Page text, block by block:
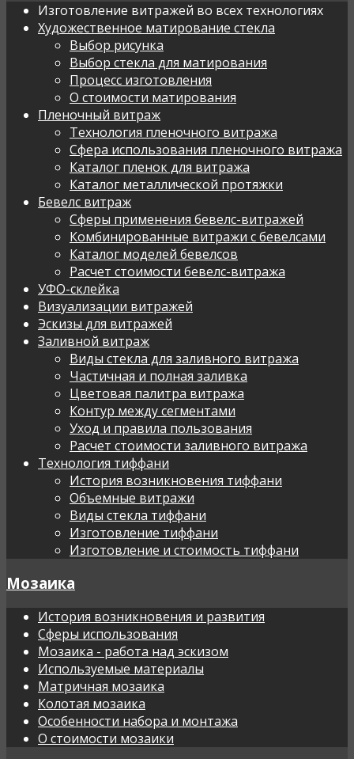
Изготовление витражей во всех технологиях
Художественное матирование стекла
Выбор рисунка
Выбор стекла для матирования
Процесс изготовления
О стоимости матирования
Пленочный витраж
Технология пленочного витража
Сфера использования пленочного витража
Каталог пленок для витража
Каталог металлической протяжки
Бевелс витраж
Сферы применения бевелс-витражей
Комбинированные витражи с бевелсами
Каталог моделей бевелсов
Расчет стоимости бевелс-витража
УФО-склейка
Визуализации витражей
Эскизы для витражей
Заливной витраж
Виды стекла для заливного витража
Частичная и полная заливка
Цветовая палитра витража
Контур между сегментами
Уход и правила пользования
Расчет стоимости заливного витража
Технология тиффани
История возникновения тиффани
Объемные витражи
Виды стекла тиффани
Изготовление тиффани
Изготовление и стоимость тиффани
Мозаика
История возникновения и развития
Сферы использования
Мозаика - работа над эскизом
Используемые материалы
Матричная мозаика
Колотая мозаика
Особенности набора и монтажа
О стоимости мозаики